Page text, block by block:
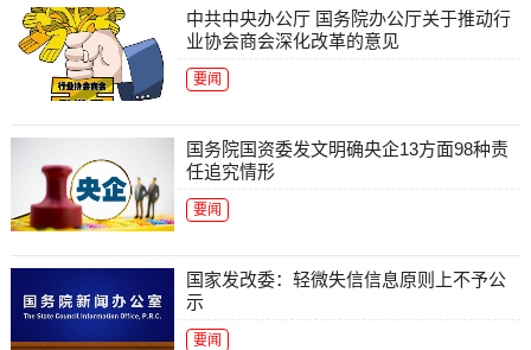
中共中央办公厅 国务院办公厅关于推动行
业协会商会深化改革的意见
要闻
国务院国资委发文明确央企13方面98种责
任追究情形
要闻
国家发改委：轻微失信信息原则上不予公
示
要闻